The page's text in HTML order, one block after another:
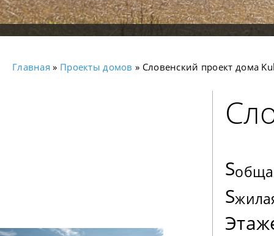
Главная » Проекты домов » Словенский проект дома
S
S